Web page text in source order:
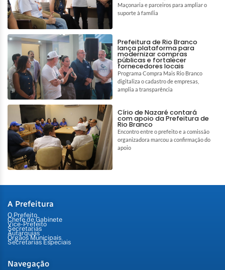
Maçonaria e parceiros para ampliar o
suporte à família
Prefeitura de Rio Branco
lança plataforma para
modernizar compras
públicas e fortalecer
fornecedores locais
Programa Compra Mais Rio Branco
digitaliza o cadastro de empresas,
amplia a transparência
Círio de Nazaré contará
com apoio da Prefeitura de
Rio Branco
Encontro entre o prefeito e a comissão
organizadora marcou a confirmação do
apoio
A Prefeitura
O Prefeito
Chefe de Gabinete
Vice-Prefeito
Secretarias
Autarquias
Órgãos Municipais
Secretarias Especiais
Navegação